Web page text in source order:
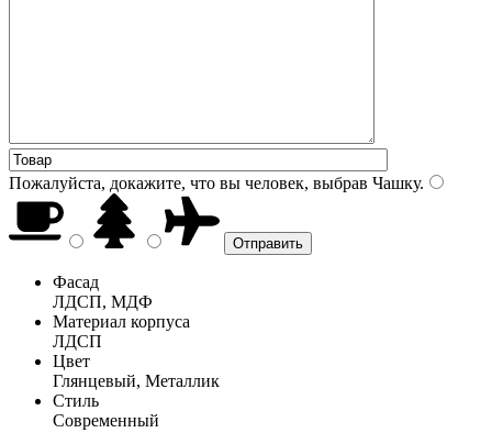
Пожалуйста, докажите, что вы человек, выбрав Чашку.
Фасад
ЛДСП, МДФ
Материал корпуса
ЛДСП
Цвет
Глянцевый, Металлик
Стиль
Современный